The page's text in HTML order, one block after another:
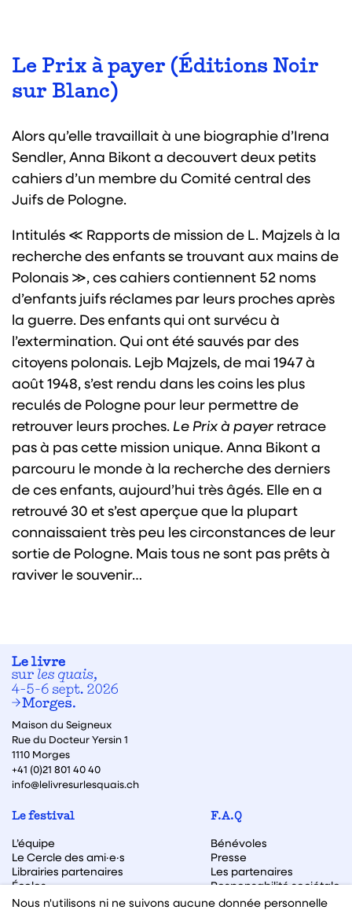
Le Prix à payer (Éditions Noir
sur Blanc)
Alors qu’elle travaillait à une biographie d’Irena
Sendler, Anna Bikont a decouvert deux petits
cahiers d’un membre du Comité central des
Juifs de Pologne.
Intitulés ≪ Rapports de mission de L. Majzels à la
recherche des enfants se trouvant aux mains de
Polonais ≫, ces cahiers contiennent 52 noms
d’enfants juifs réclames par leurs proches après
la guerre. Des enfants qui ont survécu à
l’extermination. Qui ont été sauvés par des
citoyens polonais. Lejb Majzels, de mai 1947 à
août 1948, s’est rendu dans les coins les plus
reculés de Pologne pour leur permettre de
retrouver leurs proches. Le Prix à payer retrace
pas à pas cette mission unique. Anna Bikont a
parcouru le monde à la recherche des derniers
de ces enfants, aujourd’hui très âgés. Elle en a
retrouvé 30 et s’est aperçue que la plupart
connaissaient très peu les circonstances de leur
sortie de Pologne. Mais tous ne sont pas prêts à
raviver le souvenir…
Maison du Seigneux
Rue du Docteur Yersin 1
1110 Morges
+41 (0)21 801 40 40
info@lelivresurlesquais.ch
Le festival
L’équipe
Le Cercle des ami·e·s
Librairies partenaires
Écoles
F.A.Q
Bénévoles
Presse
Les partenaires
Responsabilité sociétale
Archive des éditions
Nous n'utilisons ni ne suivons aucune donnée personnelle